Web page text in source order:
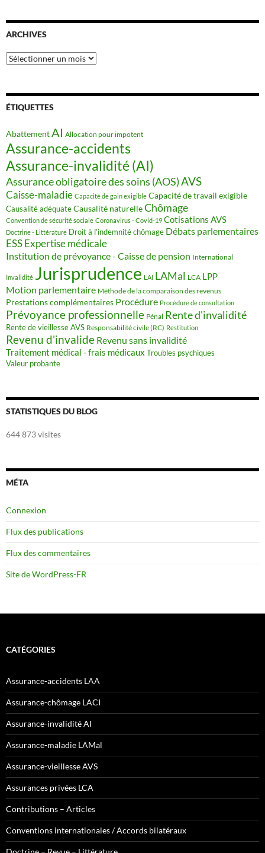
ARCHIVES
Archives
ÉTIQUETTES
AbattementAI Allocation pour impotent
Assurance-accidents
Assurance-invalidité (AI)
Assurance obligatoire des soins (AOS)AVS
Caisse-maladie Capacité de gain exigible Capacité de travail exigible
Causalité adéquate Causalité naturelleChômage
Convention de sécurité sociale Coronavirus - Covid-19 Cotisations AVS
Doctrine - Littérature Droit à l’indemnité chômage Débats parlementaires
ESSExpertise médicale
Institution de prévoyance - Caisse de pension International
Invalidité Jurisprudence LAI LAMal LCA LPP
Motion parlementaire Méthode de la comparaison des revenus
Prestations complémentaires Procédure Procédure de consultation
Prévoyance professionnelle Pénal Rente d'invalidité
Rente de vieillesse AVS Responsabilité civile (RC) Restitution
Revenu d'invalide Revenu sans invalidité
Traitement médical - frais médicaux Troubles psychiques
Valeur probante
STATISTIQUES DU BLOG
644 873 visites
MÉTA
Connexion
Flux des publications
Flux des commentaires
Site de WordPress-FR
CATÉGORIES
Assurance-accidents LAA
Assurance-chômage LACI
Assurance-invalidité AI
Assurance-maladie LAMal
Assurance-vieillesse AVS
Assurances privées LCA
Contributions – Articles
Conventions internationales / Accords bilatéraux